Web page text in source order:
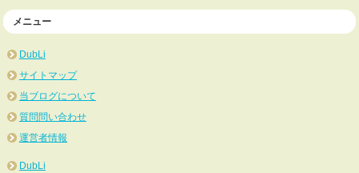
メニュー
DubLi
サイトマップ
当ブログについて
質問問い合わせ
運営者情報
DubLi